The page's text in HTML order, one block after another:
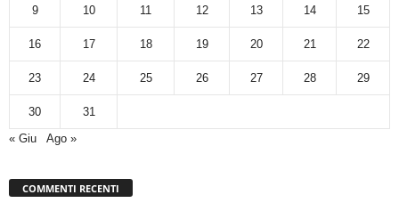
9 10 11 12 13 14 15
16 17 18 19 20 21 22
23 24 25 26 27 28 29
30
31
« Giu
Ago »
COMMENTI RECENTI